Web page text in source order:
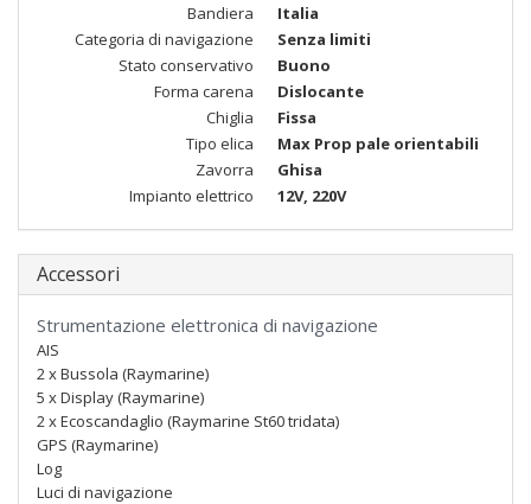
Bandiera
Italia
Categoria di navigazione
Senza limiti
Stato conservativo
Buono
Forma carena
Dislocante
Chiglia
Fissa
Tipo elica
Max Prop pale orientabili
Zavorra
Ghisa
Impianto elettrico
12V, 220V
Accessori
Strumentazione elettronica di navigazione
AIS
2 x Bussola (Raymarine)
5 x Display (Raymarine)
2 x Ecoscandaglio (Raymarine St60 tridata)
GPS (Raymarine)
Log
Luci di navigazione